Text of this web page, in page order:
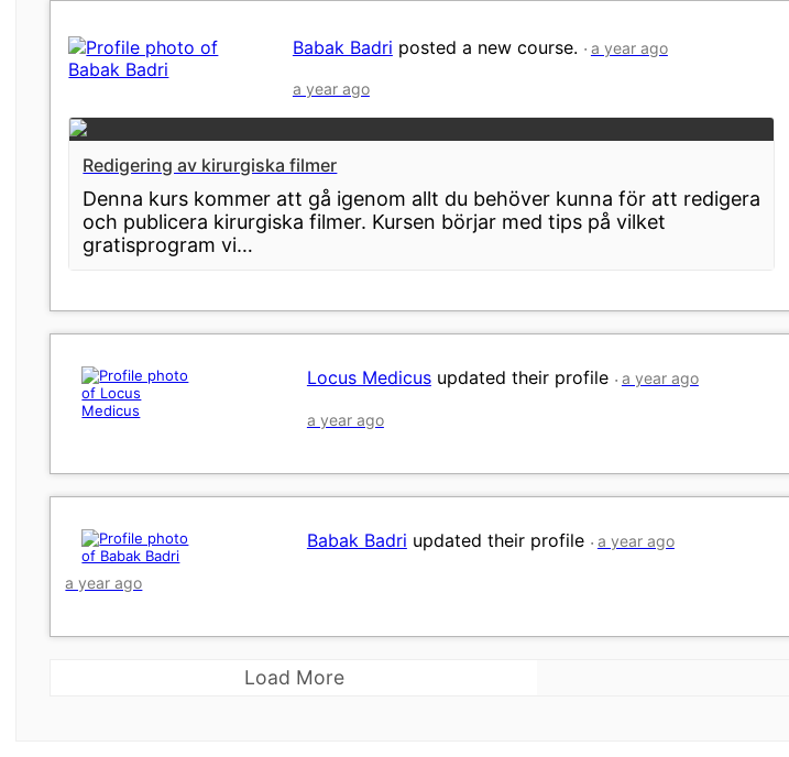
Babak Badri posted a new course. a year ago
a year ago
Redigering av kirurgiska filmer
Denna kurs kommer att gå igenom allt du behöver kunna för att redigera
och publicera kirurgiska filmer. Kursen börjar med tips på vilket
gratisprogram vi…
Locus Medicusupdated their profile a year ago
a year ago
Babak Badri updated their profile a year ago
a year ago
Load More